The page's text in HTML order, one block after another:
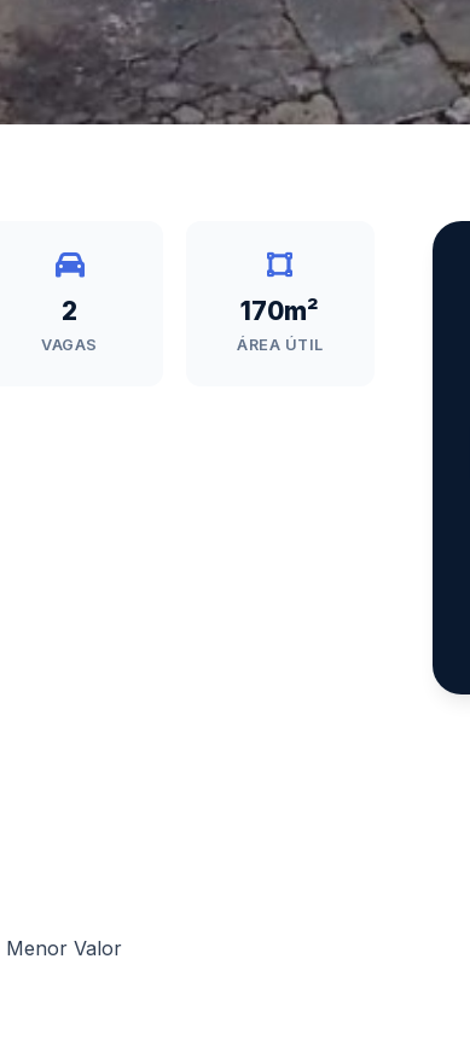
2
VAGAS
170m²
ÁREA ÚTIL
Menor Valor